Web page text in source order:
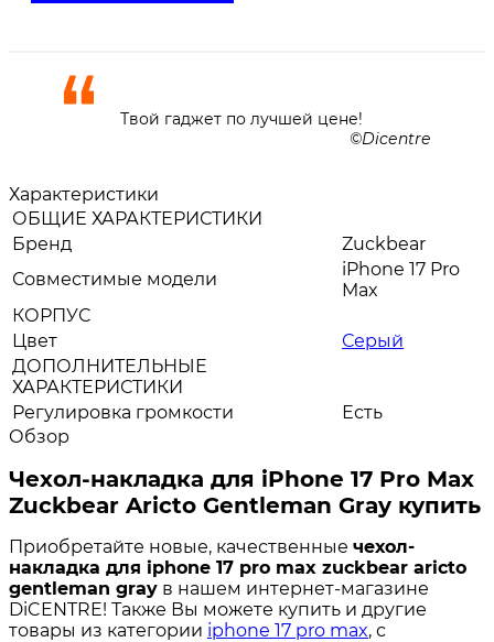
Твой гаджет по лучшей цене!
Dicentre
Характеристики
ОБЩИЕ ХАРАКТЕРИСТИКИ
Бренд
Zuckbear
Совместимые модели
iPhone 17 Pro
Max
КОРПУС
Цвет
Серый
ДОПОЛНИТЕЛЬНЫЕ
ХАРАКТЕРИСТИКИ
Регулировка громкости
Есть
Обзор
Чехол-накладка для iPhone 17 Pro Max
Zuckbear Aricto Gentleman Gray купить
Приобретайте новые, качественные чехол-
накладка для iphone 17 pro max zuckbear aricto
gentleman gray в нашем интернет-магазине
DiCENTRE! Также Вы можете купить и другие
товары из категории iphone 17 pro max, с